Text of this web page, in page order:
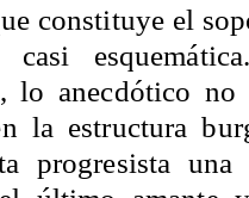
constituye el
casi
lo anecdótico no
la estructura
progresista